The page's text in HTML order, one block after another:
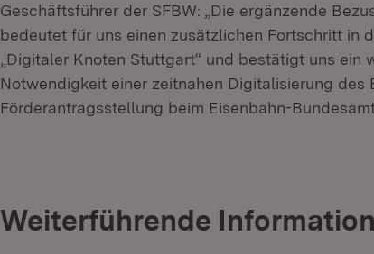
Geschäftsführer der SFBW: „Die ergänzende
bedeutet für uns einen zusätzlichen Fortschritt in
„Digitaler Knoten Stuttgart“ und bestätigt uns ein
Notwendigkeit einer zeitnahen Digitalisierung des
Förderantragsstellung beim Eisenbahn-
Weiterführende